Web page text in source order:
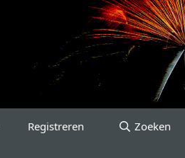
Registreren Zoeken